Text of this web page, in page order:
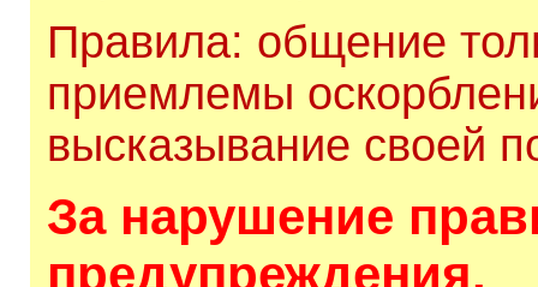
Правила: общение
приемлемы
высказывание своей
За нарушение
предупреждения.